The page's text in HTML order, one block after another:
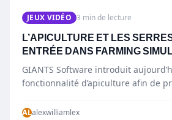
JEUX VIDÉO 3 min de lecture
L’APICULTURE ET LES
ENTRÉE DANS FARMING
GIANTS Software introduit
fonctionnalité d’apiculture afin de
ALalexwilliamlex